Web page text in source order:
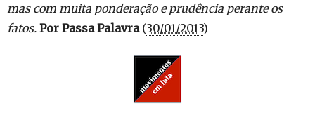
mas com muita ponderação e prudência perante os
fatos. Por Passa Palavra (30/01/2013)